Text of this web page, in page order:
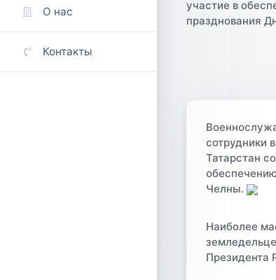
О нас
Контакты
сотрудники
Татарстан
Челны.
Наиболее
Президента